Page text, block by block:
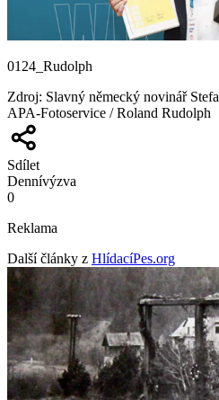
0124_Rudolph
Zdroj: Slavný německý novinář
APA-Fotoservice / Roland Rudolph
Sdílet
Dennívýzva
0
Reklama
Další články z HlídacíPes.org